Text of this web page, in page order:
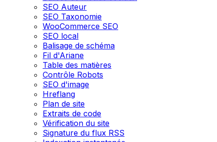
SEO Auteur
SEO Taxonomie
WooCommerce SEO
SEO local
Balisage de schéma
Fil d'Ariane
Table des matières
Contrôle Robots
SEO d'image
Hreflang
Plan de site
Extraits de code
Vérification du site
Signature du flux RSS